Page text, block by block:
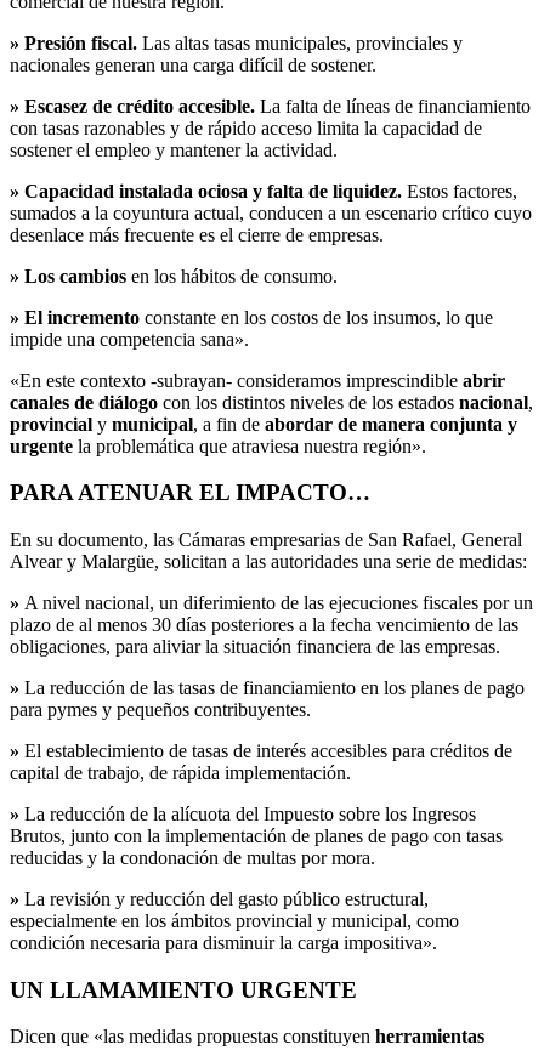
» Presión fiscal. Las altas tasas municipales, provinciales y
nacionales generan una carga difícil de sostener.
» Escasez de crédito accesible. La falta de líneas de financiamiento
con tasas razonables y de rápido acceso limita la capacidad de
sostener el empleo y mantener la actividad.
» Capacidad instalada ociosa y falta de liquidez. Estos factores,
sumados a la coyuntura actual, conducen a un escenario crítico cuyo
desenlace más frecuente es el cierre de empresas.
» Los cambios en los hábitos de consumo.
» El incremento constante en los costos de los insumos, lo que
impide una competencia sana».
«En este contexto -subrayan- consideramos imprescindible abrir
canales de diálogo con los distintos niveles de los estados nacional,
provincial y municipal, a fin de abordar de manera conjunta y
urgente la problemática que atraviesa nuestra región».
PARA ATENUAR EL IMPACTO…
En su documento, las Cámaras empresarias de San Rafael, General
Alvear y Malargüe, solicitan a las autoridades una serie de medidas:
» A nivel nacional, un diferimiento de las ejecuciones fiscales por un
plazo de al menos 30 días posteriores a la fecha vencimiento de las
obligaciones, para aliviar la situación financiera de las empresas.
» La reducción de las tasas de financiamiento en los planes de pago
para pymes y pequeños contribuyentes.
» El establecimiento de tasas de interés accesibles para créditos de
capital de trabajo, de rápida implementación.
» La reducción de la alícuota del Impuesto sobre los Ingresos
Brutos, junto con la implementación de planes de pago con tasas
reducidas y la condonación de multas por mora.
» La revisión y reducción del gasto público estructural,
especialmente en los ámbitos provincial y municipal, como
condición necesaria para disminuir la carga impositiva».
UN LLAMAMIENTO URGENTE
Dicen que «las medidas propuestas constituyen herramientas